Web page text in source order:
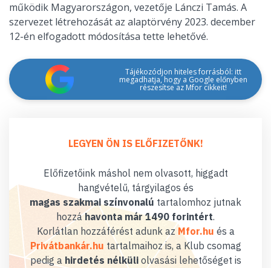
működik Magyarországon, vezetője Lánczi Tamás. A
szervezet létrehozását az alaptörvény 2023. december
12-én elfogadott módosítása tette lehetővé.
Tájékozódjon hiteles forrásból: itt
megadhatja, hogy a Google előnyben
részesítse az Mfor cikkeit!
LEGYEN ÖN IS ELŐFIZETŐNK!
Előfizetőink máshol nem olvasott, higgadt
hangvételű, tárgyilagos és
magas szakmai színvonalú tartalomhoz jutnak
hozzáhavonta már 1490 forintért.
Korlátlan hozzáférést adunk az Mfor.hu és a
Privátbankár.hu tartalmaihoz is, a Klub csomag
pedig a hirdetés nélküliolvasási lehetőséget is